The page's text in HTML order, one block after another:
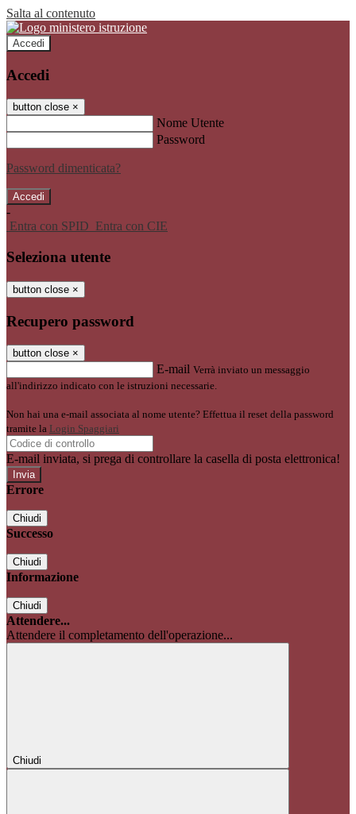
Salta al contenuto
Accedi
Accedi
button close ×
Nome Utente
Password
Password dimenticata?
-
Entra con SPID Entra con CIE
Seleziona utente
button close ×
Recupero password
button close ×
E-mail Verrà inviato un messaggio
all'indirizzo indicato con le istruzioni necessarie.
Non hai una e-mail associata al nome utente? Effettua il reset della password
tramite la Login Spaggiari
E-mail inviata, si prega di controllare la casella di posta elettronica!
Errore
Chiudi
Successo
Chiudi
Informazione
Chiudi
Attendere...
Attendere il completamento dell'operazione...
Chiudi